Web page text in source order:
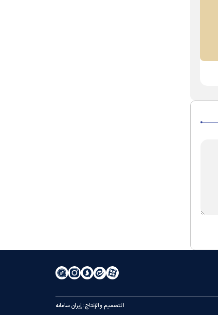
التصميم والإنتاج:إيران سامانه